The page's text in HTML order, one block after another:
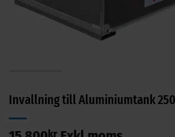
Invallning till Aluminiumtank
kr